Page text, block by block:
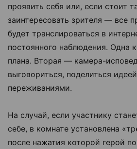
проявить себя или, если стоит
заинтересовать зрителя — все
будет транслироваться в
постоянного наблюдения. Одна
плана. Вторая — камера-
выговориться, поделиться
переживаниями.
На случай, если участнику
себе, в комнате установлена
после нажатия которой герой